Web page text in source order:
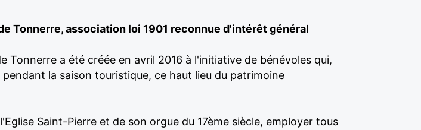
Tonnerre, association loi 1901 reconnue d'intérêt général
Tonnerre a été créée en avril 2016 à l'initiative de bénévoles qui,
la saison touristique, ce haut lieu du patrimoine
Saint-Pierre et de son orgue du 17ème siècle, employer tous